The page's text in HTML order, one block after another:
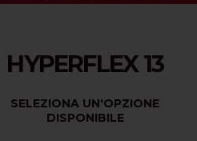
HYPERFLEX 13
SELEZIONA UN'OPZIONE
DISPONIBILE